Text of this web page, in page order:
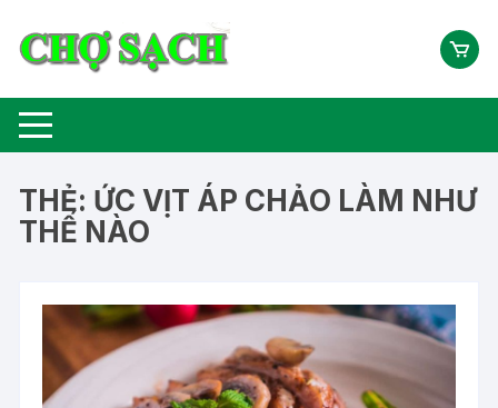
THẺ: ỨC VỊT ÁP CHẢO LÀM NHƯ
THẾ NÀO